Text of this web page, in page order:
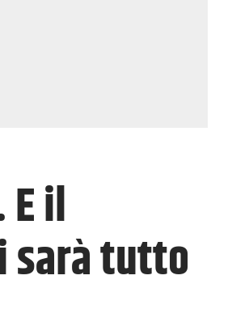
il
sarà tutto